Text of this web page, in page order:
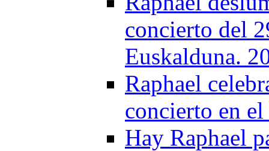
concierto del
Euskalduna.
Raphael
concierto en
Hay Raphael